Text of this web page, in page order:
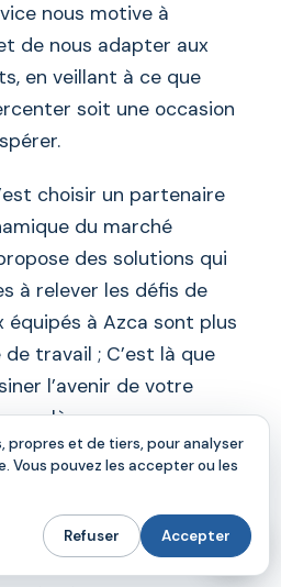
nous motive à
de nous adapter aux
en veillant à ce que
soit une occasion
choisir un partenaire
du marché
des solutions qui
à relever les défis de
équipés à Azca sont plus
travail ; C’est là que
l’avenir de votre
là pour vous
étape de ce voyage
la location de
propres et de tiers, pour analyser
Vous pouvez les accepter ou les
Refuser Accepter